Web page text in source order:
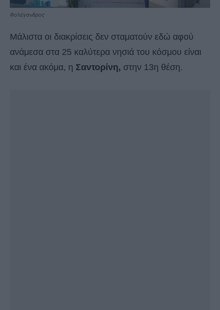
Φολέγανδρος
Μάλιστα οι διακρίσεις δεν σταματούν εδώ αφού
ανάμεσα στα 25 καλύτερα νησιά του κόσμου είναι
και ένα ακόμα, η Σαντορίνη, στην 13η θέση.